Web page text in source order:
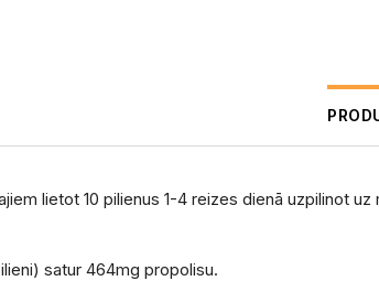
lietot 10 pilienus 1-4 reizes dienā uzpilinot
satur 464mg propolisu.